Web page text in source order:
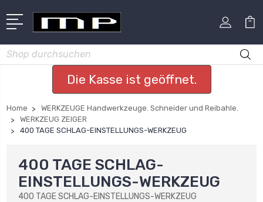
Suchen
Die Kasse ist geöffnet.
Home
WERKZEUGE Handwerkzeuge. Schneider und Reibahle.
WERKZEUG ZEIGER
400 TAGE SCHLAG-EINSTELLUNGS-WERKZEUG
400 TAGE SCHLAG-
EINSTELLUNGS-WERKZEUG
400 TAGE SCHLAG-EINSTELLUNGS-WERKZEUG